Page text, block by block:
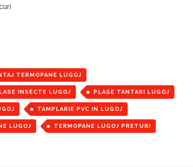
TERMOPANE LUGOJ
INSECTE LUGOJ PLASE TANTARI LUGOJ
TAMPLARIE PVC IN LUGOJ
LUGOJ TERMOPANE LUGOJ PRETURI